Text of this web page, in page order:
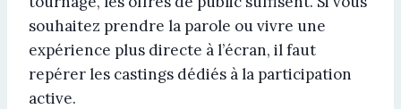
souhaitez prendre la parole ou vivre une
expérience plus directe à l’écran, il faut
repérer les castings dédiés à la participation
active.